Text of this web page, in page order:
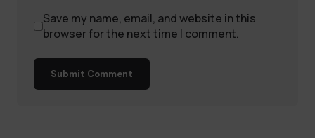
Save my name, email, and website in this
browser for the next time I comment.
Submit Comment